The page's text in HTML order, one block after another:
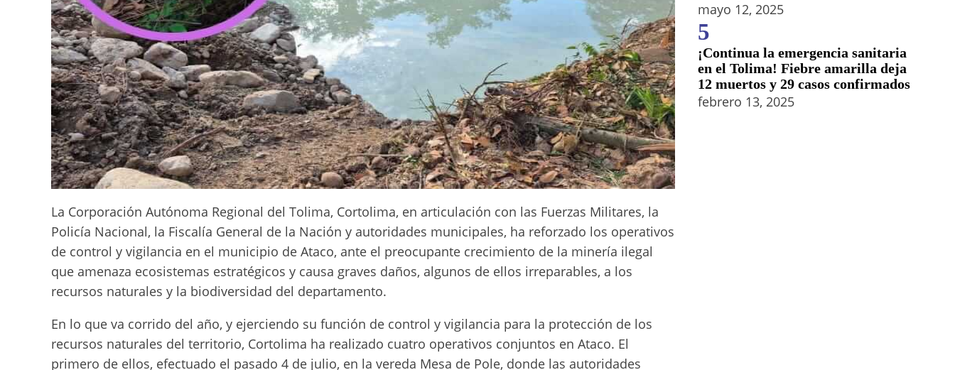
La Corporación Autónoma Regional del Tolima, Cortolima, en articulación con las Fuerzas Militares, la
Policía Nacional, la Fiscalía General de la Nación y autoridades municipales, ha reforzado los operativos
de control y vigilancia en el municipio de Ataco, ante el preocupante crecimiento de la minería ilegal
que amenaza ecosistemas estratégicos y causa graves daños, algunos de ellos irreparables, a los
recursos naturales y la biodiversidad del departamento.
En lo que va corrido del año, y ejerciendo su función de control y vigilancia para la protección de los
recursos naturales del territorio, Cortolima ha realizado cuatro operativos conjuntos en Ataco. El
primero de ellos, efectuado el pasado 4 de julio, en la vereda Mesa de Pole, donde las autoridades
mayo 12, 2025
5
¡Continua la emergencia sanitaria
en el Tolima! Fiebre amarilla deja
12 muertos y 29 casos confirmados
febrero 13, 2025